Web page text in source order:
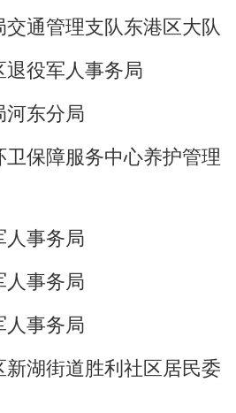
交通管理支队东港区大队
退役军人事务局
河东分局
卫保障服务中心养护管理
人事务局
人事务局
人事务局
新湖街道胜利社区居民委